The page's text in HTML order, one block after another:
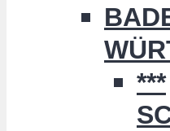
***